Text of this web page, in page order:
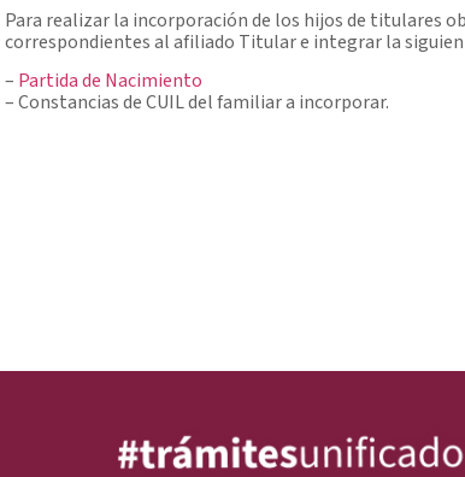
Para realizar la incorporación de los hijos de titulares
correspondientes al afiliado Titular e integrar la
– Partida de Nacimiento
– Constancias de CUIL del familiar a incorporar.